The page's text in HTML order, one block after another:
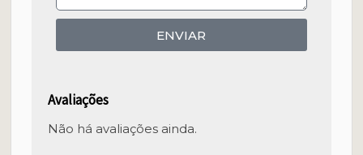
ENVIAR
Avaliações
Não há avaliações ainda.